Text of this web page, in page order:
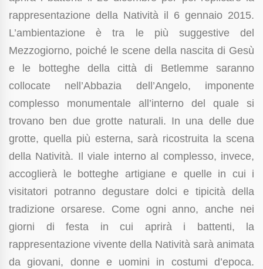
rappresentazione della Natività il 6 gennaio 2015.
L’ambientazione è tra le più suggestive del
Mezzogiorno, poiché le scene della nascita di Gesù
e le botteghe della città di Betlemme saranno
collocate nell’Abbazia dell’Angelo, imponente
complesso monumentale all’interno del quale si
trovano ben due grotte naturali. In una delle due
grotte, quella più esterna, sarà ricostruita la scena
della Natività. Il viale interno al complesso, invece,
accoglierà le botteghe artigiane e quelle in cui i
visitatori potranno degustare dolci e tipicità della
tradizione orsarese. Come ogni anno, anche nei
giorni di festa in cui aprirà i battenti, la
rappresentazione vivente della Natività sarà animata
da giovani, donne e uomini in costumi d’epoca.